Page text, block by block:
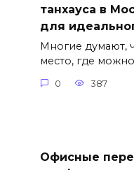
танхауса в
для
Многие думают,
место, где можно
0 387
Офисные